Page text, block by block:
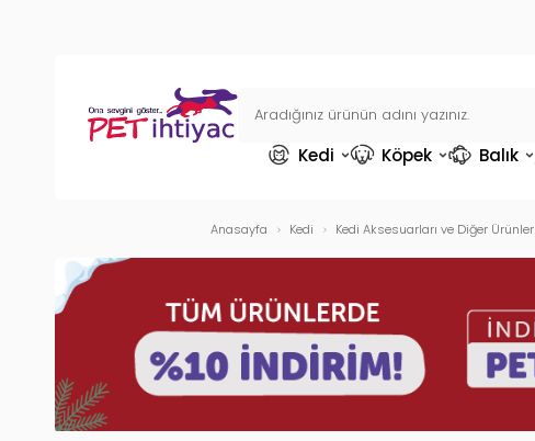
Kedi Köpek Balık
Anasayfa Kedi Kedi Aksesuarları ve Diğer Ürünler